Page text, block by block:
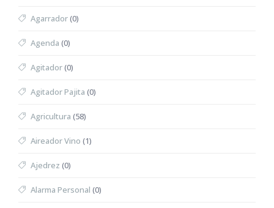
Agarrador(0)
Agenda (0)
Agitador(0)
Agitador Pajita (0)
Agricultura (58)
Aireador Vino (1)
Ajedrez (0)
Alarma Personal (0)